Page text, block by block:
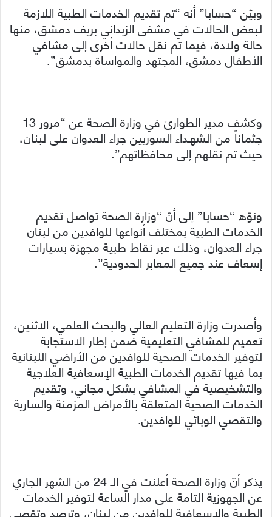
وبيّن “حسابا” أنه “تم تقديم الخدمات الطبية اللازمة
لبعض الحالات في مشفى الزبداني بريف دمشق، منها
حالة ولادة، فيما تم نقل حالات أخرى إلى مشافي
الأطفال دمشق، المجتهد والمواساة بدمشق”.
وكشف مدير الطوارئ في وزارة الصحة عن “مرور 13
جثماناً من الشهـداء السوريين جراء العدوان على لبنان،
حيث تم نقلهم إلى محافظاتهم”.
ونوّه “حسابا” إلى أنّ “وزارة الصحة تواصل تقديم
الخدمات الطبية بمختلف أنواعها للوافدين من لبنان
جراء العدوان، وذلك عبر نقاط طبية مجهزة بسيارات
إسعاف عند جميع المعابر الحدودية”.
وأصدرت وزارة التعليم العالي والبحث العلمي، الاثنين،
تعميم للمشافي التعليمية ضمن إطار الاستجابة
لتوفير الخدمات الصحية للوافدين من الأراضي اللبنانية
بما فيها تقديم الخدمات الطبية الإسعافية العلاجية
والتشخيصية في المشافي بشكل مجاني، وتقديم
الخدمات الصحية المتعلقة بالأمراض المزمنة والسارية
والتقصي الوبائي للوافدين.
يذكر أنّ وزارة الصحة أعلنت في الـ 24 من الشهر الجاري
عن الجهوزية التامة على مدار الساعة لتوفير الخدمات
الطبية والإسعافية للوافدين من لبنان، وترصد وتقصي